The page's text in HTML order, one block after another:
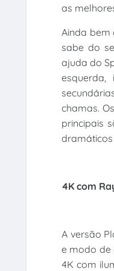
as
Ainda bem
sabe do
ajuda do
chamas.
principais
4K com
A versão
e modo de
4K com